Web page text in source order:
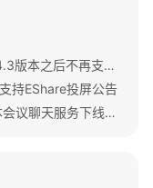
华为云会议Windows和Mac客户端V12.4.3版本之后不再支持IdeaShare投屏公告
持EShare投屏公告
华为云会议App SDK 90.11.X及之前版本会议聊天服务下线公告